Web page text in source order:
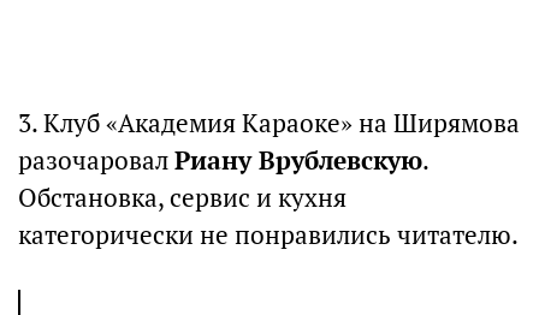
3. Клуб «Академия Караоке» на Ширямова
разочаровалРиану Врублевскую.
Обстановка, сервис и кухня
категорически не понравились читателю.